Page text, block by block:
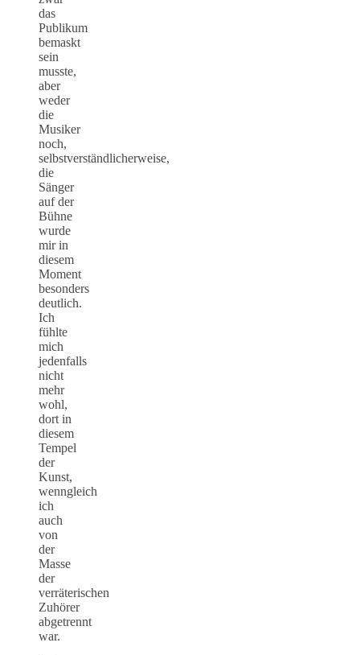
das
Publikum
bemaskt
sein
musste,
aber
weder
die
Musiker
noch,
selbstverständlicherweise,
die
Sänger
auf der
Bühne
wurde
mir in
diesem
Moment
besonders
deutlich.
Ich
fühlte
mich
jedenfalls
nicht
mehr
wohl,
dort in
diesem
Tempel
der
Kunst,
wenngleich
ich
auch
von
der
Masse
der
verräterischen
Zuhörer
abgetrennt
war.